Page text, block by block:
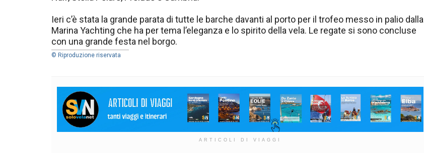
Ieri c’è stata la grande parata di tutte le barche davanti al porto per il trofeo messo in palio dalla
Marina Yachting che ha per tema l’eleganza e lo spirito della vela. Le regate si sono concluse
con una grande festa nel borgo.
© Riproduzione riservata
ARTICOLI DI VIAGGI